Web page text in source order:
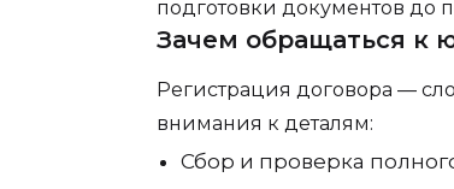
подготовки документов до
Зачем обращаться к
Регистрация договора —
внимания к деталям:
Сбор и проверка